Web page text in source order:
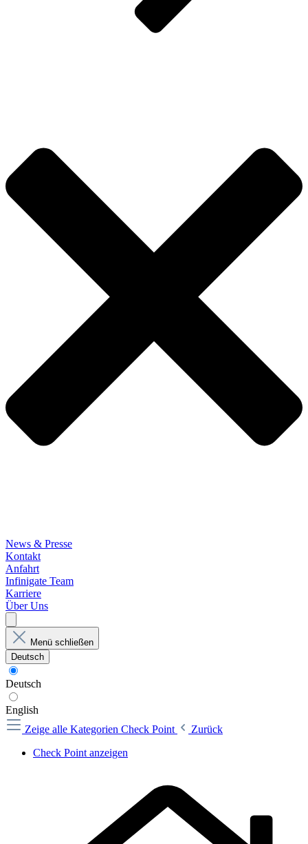
News & Presse
Kontakt
Anfahrt
Infinigate Team
Karriere
Über Uns
Menü schließen
Deutsch
Deutsch
English
Zeige alle Kategorien Check Point
Zurück
Check Point anzeigen